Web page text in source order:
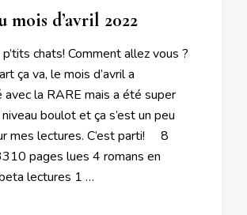
mois d’avril 2022
chats! Comment allez vous ?
ça va, le mois d’avril a
avec la RARE mais a été super
boulot et ça s’est un peu
mes lectures. C’est parti! 8
pages lues 4 romans en
lectures 1 …